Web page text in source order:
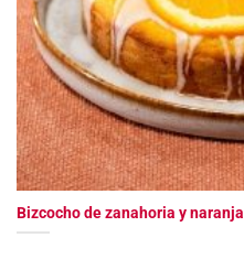
Bizcocho de zanahoria y naranja